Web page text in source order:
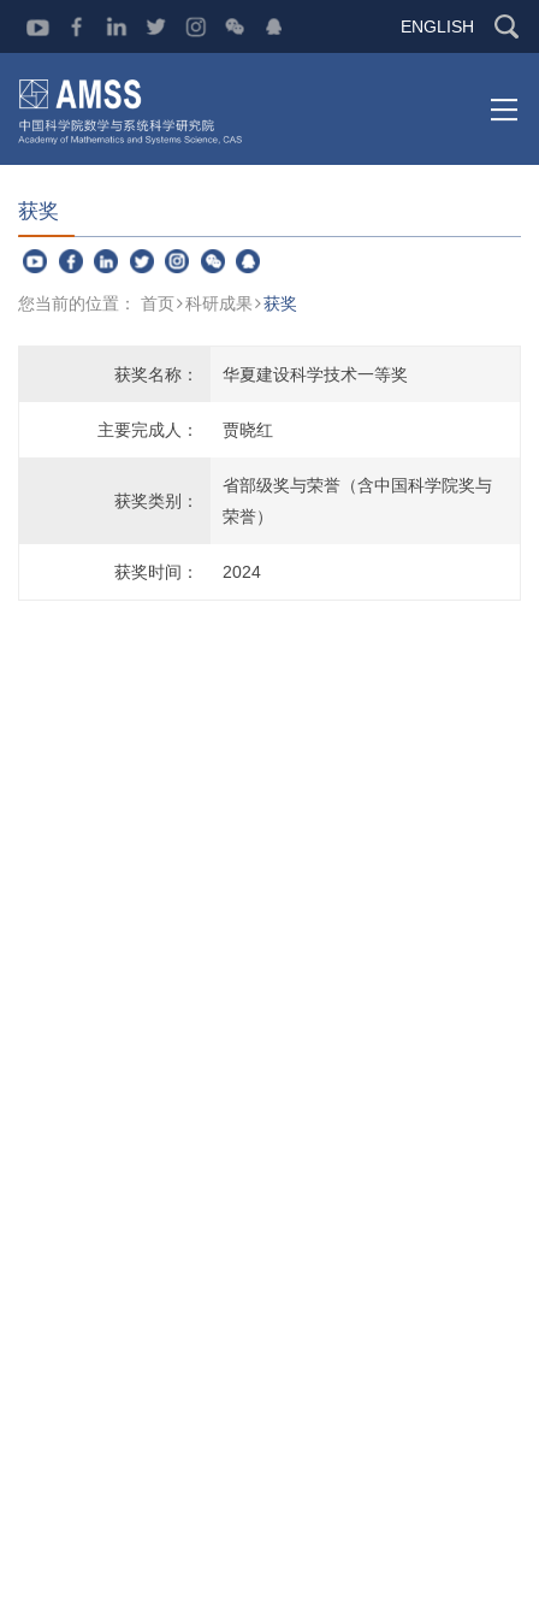
ENGLISH
获奖
您当前的位置： 首页 科研成果 获奖
获奖名称： 华夏建设科学技术一等奖
主要完成人： 贾晓红
获奖类别：
省部级奖与荣誉（含中国科学院奖与
荣誉）
获奖时间： 2024